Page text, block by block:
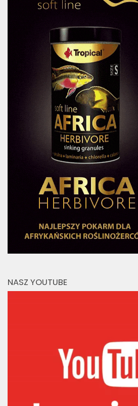
NASZ YOUTUBE